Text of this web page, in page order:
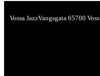
Vossa JazzVangsgata 65700 Voss